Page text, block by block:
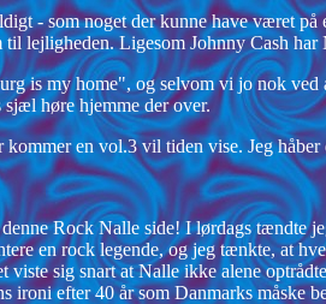
- som noget der kunne have været på
lejligheden. Ligesom Johnny Cash har
is my home", og selvom vi jo nok
sjæl høre hjemme der over.
en vol.3 vil tiden vise. Jeg
Rock Nalle side! I lørdags tændte
en rock legende, og jeg tænkte, at
sig snart at Nalle ikke alene
ironi efter 40 år som Danmarks måske